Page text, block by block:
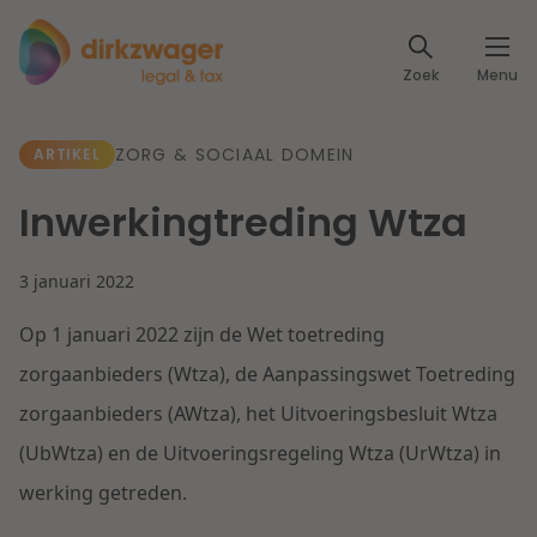
Zoek Menu
Expertises
Arbeid & Pensioen
IT & Privacy
IE & Innovatie
Dichtbij een toekomstbestendige zorg
Lees meer
Artikelen
Specialisten
Over ons
Over Dirkzwager
Werken bij
ARTIKEL ZORG & SOCIAAL DOMEIN
Inwerkingtreding Wtza
3 januari 2022
Op 1 januari 2022 zijn de Wet toetreding
zorgaanbieders (Wtza), de Aanpassingswet Toetreding
zorgaanbieders (AWtza), het Uitvoeringsbesluit Wtza
(UbWtza) en de Uitvoeringsregeling Wtza (UrWtza) in
werking getreden.